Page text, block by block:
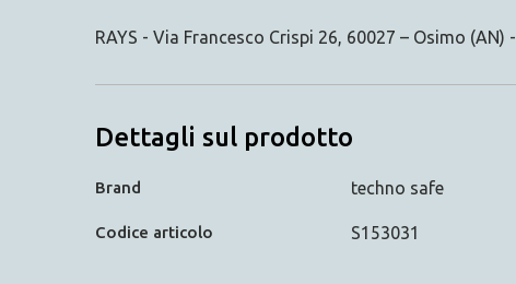
RAYS - Via Francesco Crispi 26, 60027 – Osimo
Dettagli sul prodotto
Brand techno safe
Codice articolo S153031